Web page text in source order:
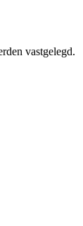
vastgelegd.